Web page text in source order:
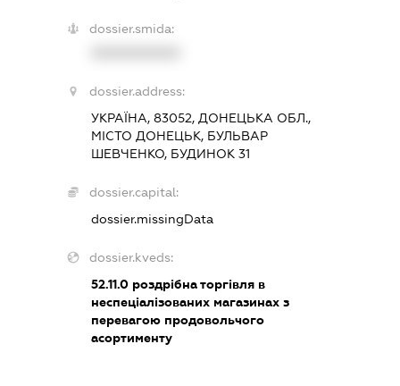
dossier.smida:
dossier.address:
УКРАЇНА, 83052, ДОНЕЦЬКА ОБЛ.,
МІСТО ДОНЕЦЬК, БУЛЬВАР
ШЕВЧЕНКО, БУДИНОК 31
dossier.capital:
dossier.missingData
dossier.kveds:
52.11.0 роздрібна торгівля в
неспеціалізованих магазинах з
перевагою продовольчого
асортименту